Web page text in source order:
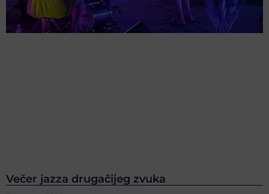
Večer jazza drugačijeg zvuka